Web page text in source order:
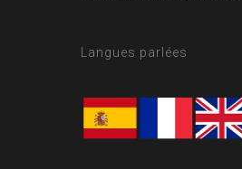
Langues parlées